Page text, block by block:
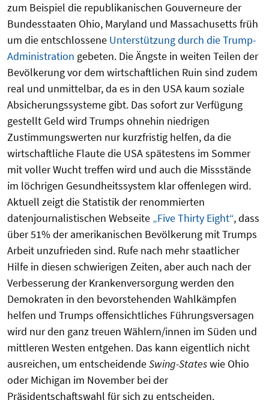
zum Beispiel die republikanischen Gouverneure der
Bundesstaaten Ohio, Maryland und Massachusetts früh
um die entschlossene Unterstützung durch die Trump-
Administration gebeten. Die Ängste in weiten Teilen der
Bevölkerung vor dem wirtschaftlichen Ruin sind zudem
real und unmittelbar, da es in den USA kaum soziale
Absicherungssysteme gibt. Das sofort zur Verfügung
gestellt Geld wird Trumps ohnehin niedrigen
Zustimmungswerten nur kurzfristig helfen, da die
wirtschaftliche Flaute die USA spätestens im Sommer
mit voller Wucht treffen wird und auch die Missstände
im löchrigen Gesundheitssystem klar offenlegen wird.
Aktuell zeigt die Statistik der renommierten
datenjournalistischen Webseite „Five Thirty Eight“, dass
über 51% der amerikanischen Bevölkerung mit Trumps
Arbeit unzufrieden sind. Rufe nach mehr staatlicher
Hilfe in diesen schwierigen Zeiten, aber auch nach der
Verbesserung der Krankenversorgung werden den
Demokraten in den bevorstehenden Wahlkämpfen
helfen und Trumps offensichtliches Führungsversagen
wird nur den ganz treuen Wählern/innen im Süden und
mittleren Westen entgehen. Das kann eigentlich nicht
ausreichen, um entscheidendeSwing-Stateswie Ohio
oder Michigan im November bei der
Präsidentschaftswahl für sich zu entscheiden.